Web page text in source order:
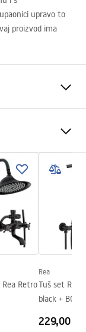
upravo to
proizvod ima
6mm
ili podu
strani stakla.
Retro
Rea
Tuš set Rea
black + BOX
229,00 €